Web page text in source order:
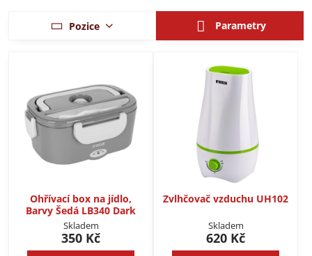
Pozice Parametry
Ohřívací box na jídlo,
Barvy Šedá LB340 Dark
Skladem
350 Kč
Zvlhčovač vzduchu UH102
Skladem
620 Kč